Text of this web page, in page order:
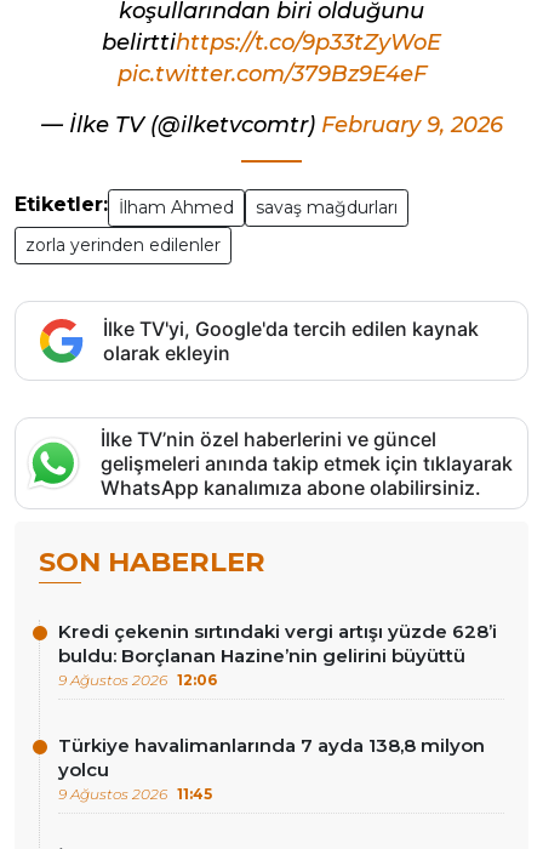
koşullarından biri olduğunu
belirttihttps://t.co/9p33tZyWoE
pic.twitter.com/379Bz9E4eF
— İlke TV (@ilketvcomtr) February 9, 2026
Etiketler: İlham Ahmed
savaş mağdurları
zorla yerinden edilenler
İlke TV'yi, Google'da tercih edilen kaynak
olarak ekleyin
İlke TV’nin özel haberlerini ve güncel
gelişmeleri anında takip etmek için tıklayarak
WhatsApp kanalımıza abone olabilirsiniz.
SON HABERLER
Kredi çekenin sırtındaki vergi artışı yüzde 628’i
buldu: Borçlanan Hazine’nin gelirini büyüttü
9 Ağustos 2026 12:06
Türkiye havalimanlarında 7 ayda 138,8 milyon
yolcu
9 Ağustos 2026 11:45